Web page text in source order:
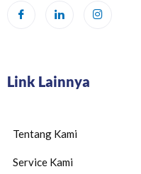
Link Lainnya
Tentang Kami
Service Kami